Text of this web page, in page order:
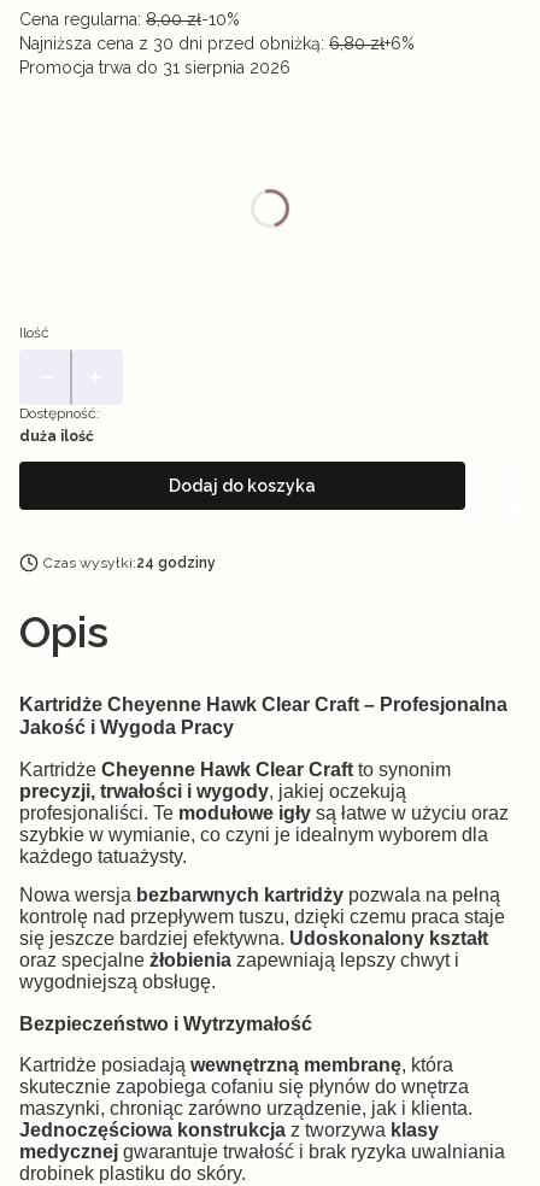
Cena regularna: 8,00 zł-10%
Najniższa cena z 30 dni przed obniżką: 6,80 zł+6%
Promocja trwa do 31 sierpnia 2026
Ilość
Dostępność:
duża ilość
Dodaj do koszyka
Czas wysyłki:24 godziny
Opis
Kartridże Cheyenne Hawk Clear Craft – Profesjonalna
Jakość i Wygoda Pracy
Kartridże Cheyenne Hawk Clear Craft to synonim
precyzji, trwałości i wygody, jakiej oczekują
profesjonaliści. Te modułowe igły są łatwe w użyciu oraz
szybkie w wymianie, co czyni je idealnym wyborem dla
każdego tatuażysty.
Nowa wersja bezbarwnych kartridży pozwala na pełną
kontrolę nad przepływem tuszu, dzięki czemu praca staje
się jeszcze bardziej efektywna. Udoskonalony kształt
oraz specjalne żłobienia zapewniają lepszy chwyt i
wygodniejszą obsługę.
Bezpieczeństwo i Wytrzymałość
Kartridże posiadają wewnętrzną membranę, która
skutecznie zapobiega cofaniu się płynów do wnętrza
maszynki, chroniąc zarówno urządzenie, jak i klienta.
Jednoczęściowa konstrukcja z tworzywa klasy
medycznej gwarantuje trwałość i brak ryzyka uwalniania
drobinek plastiku do skóry.